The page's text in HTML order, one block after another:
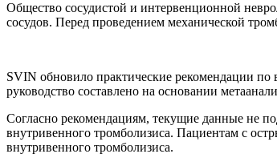
Общество сосудистой и интервенционной
сосудов. Перед проведением механической
SVIN обновило практические рекомендации
руководство составлено на основании
Согласно рекомендациям, текущие данные не
внутривенного тромболизиса. Пациентам с
внутривенного тромболизиса.